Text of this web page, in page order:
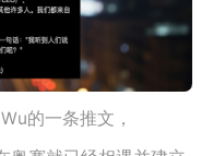
的一条推文，